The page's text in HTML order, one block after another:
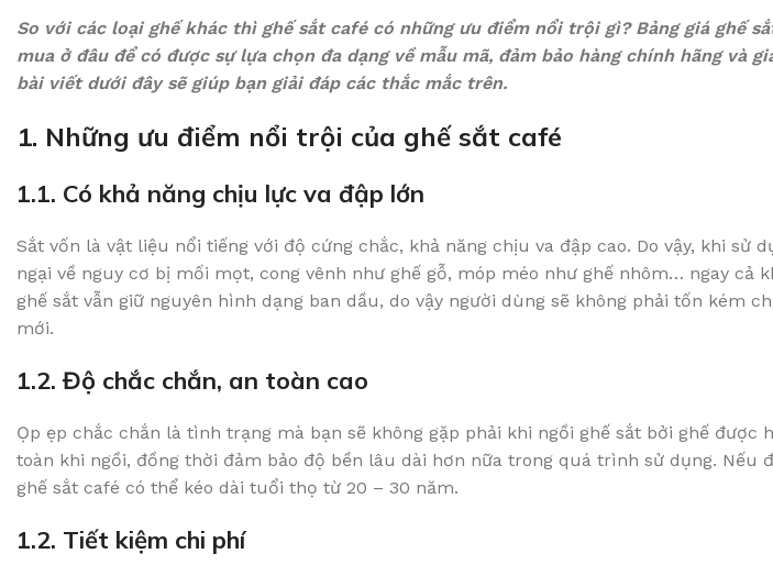
So với các loại ghế khác thì ghế sắt café có những ưu điểm nổi trội gì? Bảng giá ghế
mua ở đâu để có được sự lựa chọn đa dạng về mẫu mã, đảm bảo hàng chính hãng và
bài viết dưới đây sẽ giúp bạn giải đáp các thắc mắc trên.
1. Những ưu điểm nổi trội của ghế sắt café
1.1. Có khả năng chịu lực va đập lớn
Sắt vốn là vật liệu nổi tiếng với độ cứng chắc, khả năng chịu va đập cao. Do vậy, khi sử
ngại về nguy cơ bị mối mọt, cong vênh như ghế gỗ, móp méo như ghế nhôm… ngay cả
ghế sắt vẫn giữ nguyên hình dạng ban dầu, do vậy người dùng sẽ không phải tốn kém
mới.
1.2. Độ chắc chắn, an toàn cao
Ọp ẹp chắc chắn là tình trạng mà bạn sẽ không gặp phải khi ngồi ghế sắt bởi ghế được
toàn khi ngồi, đồng thời đảm bảo độ bền lâu dài hơn nữa trong quá trình sử dụng. Nếu
ghế sắt café có thể kéo dài tuổi thọ từ 20 – 30 năm.
1.2. Tiết kiệm chi phí